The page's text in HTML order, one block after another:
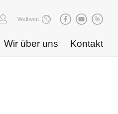
Weltweit
Wir über uns Kontakt